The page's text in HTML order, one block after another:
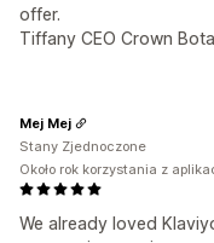
offer.
Tiffany CEO Crown
We already loved
Mej Mej
Stany Zjednoczone
Około rok korzystania z